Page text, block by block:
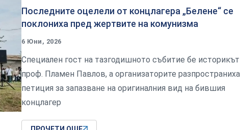
Последните оцелели от концлагера „Белене“ се
поклониха пред жертвите на комунизма
6 Юни, 2026
Специален гост на тазгодишното събитие бе историкът
проф. Пламен Павлов, а организаторите разпространиха
петиция за запазване на оригиналния вид на бившия
концлагер